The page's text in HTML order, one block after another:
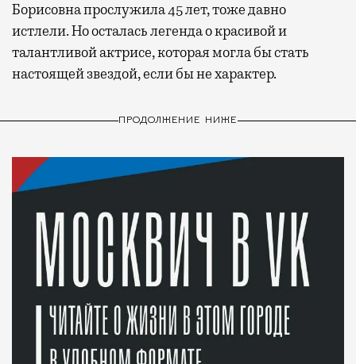
Борисовна прослужила 45 лет, тоже давно
истлели. Но осталась легенда о красивой и
талантливой актрисе, которая могла бы стать
настоящей звездой, если бы не характер.
ПРОДОЛЖЕНИЕ НИЖЕ